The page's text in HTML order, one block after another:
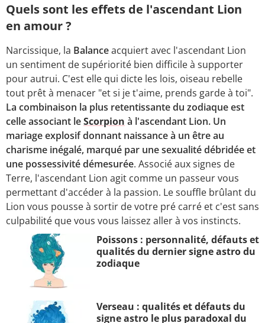
Quels sont les effets de l'ascendant Lion
en amour ?
Narcissique, la Balanceacquiert avec l'ascendant Lion
un sentiment de supériorité bien difficile à supporter
pour autrui. C'est elle qui dicte les lois, oiseau rebelle
tout prêt à menacer "et si je t'aime, prends garde à toi".
La combinaison la plus retentissante du zodiaque est
celle associant leScorpion à l'ascendant Lion. Un
mariage explosif donnant naissance à un être au
charisme inégalé, marqué par une sexualité débridée et
une possessivité démesurée. Associé aux signes de
Terre, l'ascendant Lion agit comme un passeur vous
permettant d'accéder à la passion. Le souffle brûlant du
Lion vous pousse à sortir de votre pré carré et c'est sans
culpabilité que vous vous laissez aller à vos instincts.
Poissons : personnalité, défauts et
qualités du dernier signe astro du
zodiaque
Verseau : qualités et défauts du
signe astro le plus paradoxal du